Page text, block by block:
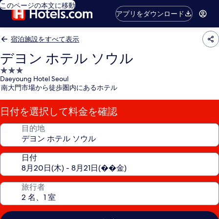
このページの本文に移動
アプリをダウンロード
宿泊施設をすべて表示
デヨン ホテル ソウル
3.0
つ
星
宿
泊
施
Daeyoung Hotel Seoul
南大門市場から徒歩圏内にあるホテル
日付を選択して料金を確認
目的地
日付
旅行者